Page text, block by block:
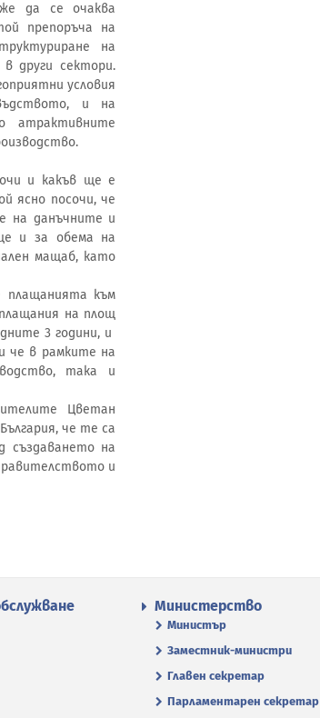
да се очаква
препоръча на
на
други сектори.
условия
и на
атрактивните
и какъв ще е
ясно посочи, че
на данъчните и
и за обема на
мащаб, като
плащанията към
на площ
3 години, и
че в рамките на
така и
Цветан
че те са
създаването на
и
Министерство
Министър
Заместник-министри
Главен секретар
Парламентарен секретар